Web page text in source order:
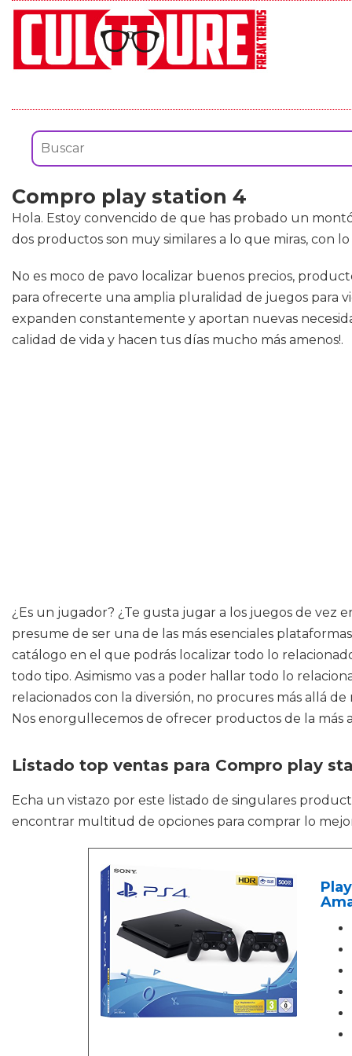
Compro play station 4
Hola. Estoy convencido de que has probado un
dos productos son muy similares a lo que miras, con
No es moco de pavo localizar buenos precios,
para ofrecerte una amplia pluralidad de juegos para
expanden constantemente y aportan nuevas
calidad de vida y hacen tus días mucho más amenos!.
¿Es un jugador? ¿Te gusta jugar a los juegos de vez
presume de ser una de las más esenciales
catálogo en el que podrás localizar todo lo
todo tipo. Asimismo vas a poder hallar todo lo
relacionados con la diversión, no procures más allá
Nos enorgullecemos de ofrecer productos de la más
Listado top ventas para Compro play
Echa un vistazo por este listado de singulares
encontrar multitud de opciones para comprar lo